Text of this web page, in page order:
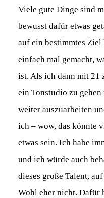
Viele gute Dinge sind
bewusst dafür etwas
auf ein bestimmtes
einfach mal gemacht,
ist. Als ich dann mit 21
ein Tonstudio zu gehen
weiter auszuarbeiten
ich – wow, das könnte
etwas sein. Ich habe
und ich würde auch
dieses große Talent,
Wohl eher nicht. Dafür